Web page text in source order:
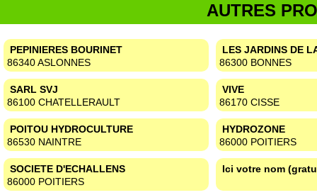
AUTRES
PEPINIERES BOURINET
86340 ASLONNES
LES JARDINS DE
86300 BONNES
SARL SVJ
86100 CHATELLERAULT
VIVE
86170 CISSE
POITOU HYDROCULTURE
86530 NAINTRE
HYDROZONE
86000 POITIERS
SOCIETE D'ECHALLENS
86000 POITIERS
Ici votre nom